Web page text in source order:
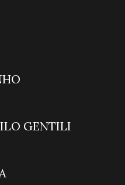
AMOR
DO
F.C. -